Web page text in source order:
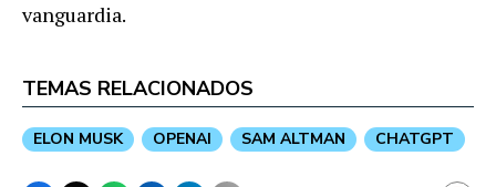
vanguardia.
TEMAS RELACIONADOS
ELON MUSK OPENAI SAM ALTMAN CHATGPT